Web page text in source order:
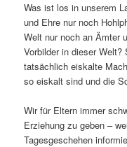
Was ist los in unserem
und Ehre nur noch
Welt nur noch an Ämter
Vorbilder in dieser Welt?
tatsächlich eiskalte
so eiskalt sind und die
Wir für Eltern immer
Erziehung zu geben –
Tagesgeschehen